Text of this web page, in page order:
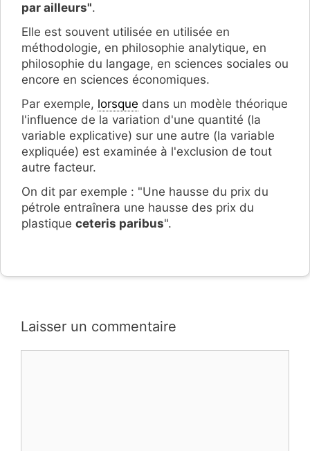
par ailleurs".
Elle est souvent utilisée en utilisée en
méthodologie, en philosophie analytique, en
philosophie du langage, en sciences sociales ou
encore en sciences économiques.
Par exemple, lorsque dans un modèle théorique
l'influence de la variation d'une quantité (la
variable explicative) sur une autre (la variable
expliquée) est examinée à l'exclusion de tout
autre facteur.
On dit par exemple : "Une hausse du prix du
pétrole entraînera une hausse des prix du
plastique ceteris paribus".
Laisser un commentaire